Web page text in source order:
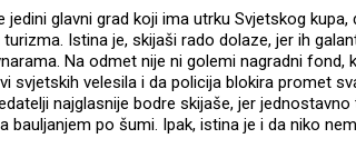
jedini glavni grad koji ima utrku Svjetskog
Istina je, skijaši rado dolaze, jer ih
Na odmet nije ni golemi nagradni fond,
svjetskih velesila i da policija blokira promet
najglasnije bodre skijaše, jer
bauljanjem po šumi. Ipak, istina je i da niko